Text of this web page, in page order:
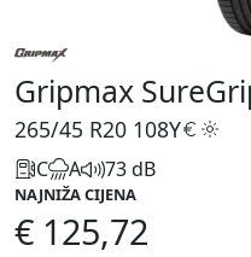
Gripmax
265/45 R20 108Y
C A 73 dB
NAJNIŽA CIJENA
€ 125,72